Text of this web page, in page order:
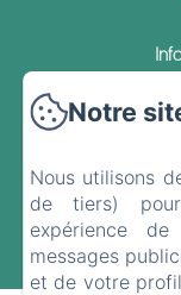
Notre
Nous utilisons
de tiers)
expérience
messages
et de votre